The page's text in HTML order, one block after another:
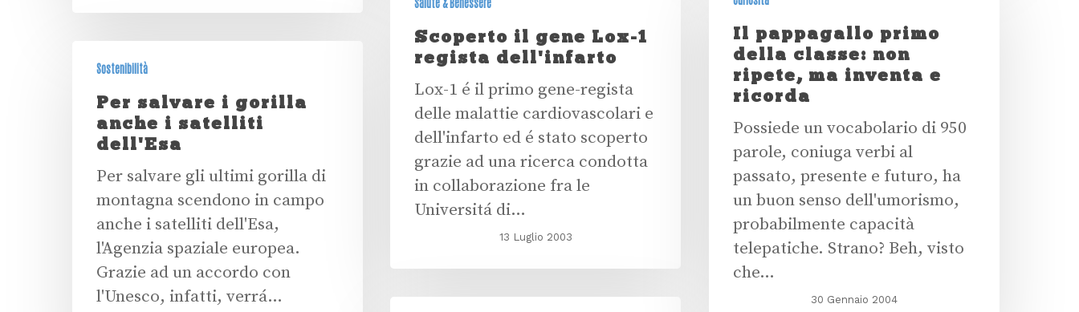
Il pappagallo primo
della classe: non
ripete, ma inventa e
ricorda
Possiede un vocabolario di 950
parole, coniuga verbi al
passato, presente e futuro, ha
un buon senso dell'umorismo,
probabilmente capacità
telepatiche. Strano? Beh, visto
che…
30 Gennaio 2004
Scoperto il gene Lox-1
regista dell'infarto
Lox-1 é il primo gene-regista
delle malattie cardiovascolari e
dell'infarto ed é stato scoperto
grazie ad una ricerca condotta
in collaborazione fra le
Universitá di…
13 Luglio 2003
Sostenibilità
Per salvare i gorilla
anche i satelliti
dell'Esa
Per salvare gli ultimi gorilla di
montagna scendono in campo
anche i satelliti dell'Esa,
l'Agenzia spaziale europea.
Grazie ad un accordo con
l'Unesco, infatti, verrá…